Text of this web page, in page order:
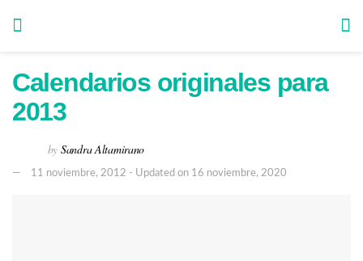
Calendarios originales para
2013
by Sandra Altamirano
11 noviembre, 2012 - Updated on 16 noviembre, 2020